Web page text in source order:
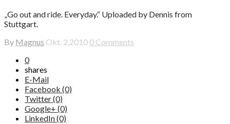
„Go out and ride. Everyday.“ Uploaded by Dennis from
Stuttgart.
By Magnus Okt. 2,2010 0 Comments
0
shares
E-Mail
Facebook (0)
Twitter (0)
Google+ (0)
LinkedIn (0)